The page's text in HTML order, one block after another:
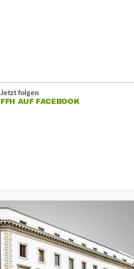
Jetzt folgen
FFH AUF FACEBOOK